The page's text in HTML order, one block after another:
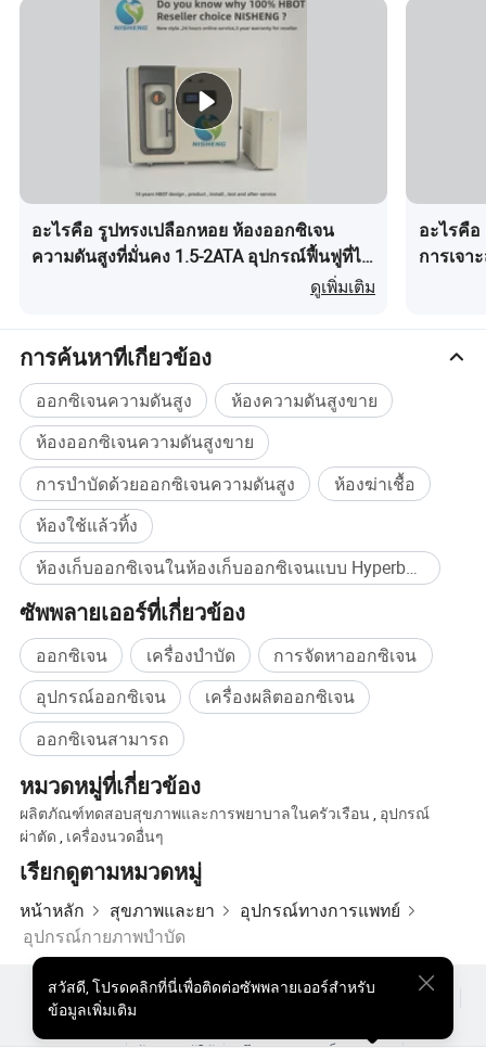
ส่วนของช่องภาวะความดันโลหิตสูง
เครื่องหลักสำหรับออกซิเจนอากาศภายนอกและอื่นๆ
สภาพอากาศ
หน้ากากออกซิเจน
ชิ้นส่วนฟรี
3 ปี
Hbt การบำบัดด้วยออกซิเจนในห้อง Hyparic
1 สัมผัสกับการกระตุ้นระดับออกซิเจนในเลือดอย่างเห็นได้ชัด
ซึ่งช่วยเพิ่มการกระจายของออกซิเจนทั่วร่างกายเพื่อกระตุ้น
พลังและเติมพลังให้กับร่างกายของคุณอย่างที่ไม่เคยมีมา
ก่อน
2 กระตุ้นและกระตุ้นการไหลเวียนของเลือดอย่างมี
ประสิทธิภาพสูงสุดในขณะที่ขยายหลอดเลือดเพื่อรองรับการ
ไหลเวียนโลหิตที่เหมาะสมและสุขภาพของหัวใจโดยรวม
3 ให้ออกซิเจนแก่เซลล์ผิวโดยตรงส่งเสริมการซ่อมแซม
เนื้อเยื่อที่ชำรุดยืดอายุการใช้งานและการแก้ไขการสึกหรอ
อะไรคือ รูปทรงเปลือกหอย ห้องออกซิเจน
ความดันสูงที่มั่นคง 1.5-2ATA อุปกรณ์ฟื้นฟูที่ได้
ดูเพิ่มเติม
อะไรคือ
การเจา
การค้นหาที่เกี่ยวข้อง
ออกซิเจนความดันสูง
ห้องความดันสูงขาย
ห้องออกซิเจนความดันสูงขาย
การบำบัดด้วยออกซิเจนความดันสูง
ห้องฆ่าเชื้อ
ห้องใช้แล้วทิ้ง
ห้องเก็บออกซิเจนในห้องเก็บออกซิเจนแบบ Hyperbaric ซื้อจำนวนมาก
ซัพพลายเออร์ที่เกี่ยวข้อง
ออกซิเจน เครื่องบำบัด
การจัดหาออกซิเจน
อุปกรณ์ออกซิเจน
เครื่องผลิตออกซิเจน
ออกซิเจนสามารถ
หมวดหมู่ที่เกี่ยวข้อง
ผลิตภัณฑ์ทดสอบสุขภาพและการพยาบาลในครัวเรือน , อุปกรณ์
ผ่าตัด , เครื่องนวดอื่นๆ
เรียกดูตามหมวดหมู่
หน้าหลัก สุขภาพและยา
อุปกรณ์ทางการแพทย์
อุปกรณ์กายภาพบำบัด
สวัสดี,โปรดคลิกที่นี่เพื่อติดต่อซัพพลายเออร์สำหรับ
ข้อมูลเพิ่มเติม
ผลิตภัณฑ์ยอดนิยม สินค้ายอดนิยม ราคา
ขายส่งผลิตภัณฑ์ร้อน